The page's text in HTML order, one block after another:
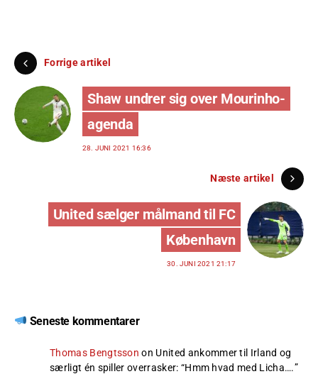
Forrige artikel
Shaw undrer sig over Mourinho-
agenda
28. JUNI 2021 16:36
Næste artikel
United sælger målmand til FC
København
30. JUNI 2021 21:17
Seneste kommentarer
Thomas Bengtsson on United ankommer til Irland og
særligt én spiller overrasker: “Hmm hvad med Licha….”